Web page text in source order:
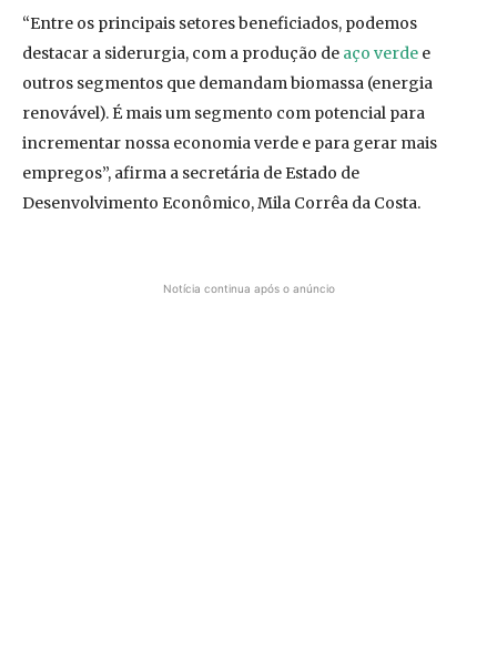
“Entre os principais setores beneficiados, podemos
destacar a siderurgia, com a produção de aço verde e
outros segmentos que demandam biomassa (energia
renovável). É mais um segmento com potencial para
incrementar nossa economia verde e para gerar mais
empregos”, afirma a secretária de Estado de
Desenvolvimento Econômico, Mila Corrêa da Costa.
Notícia continua após o anúncio